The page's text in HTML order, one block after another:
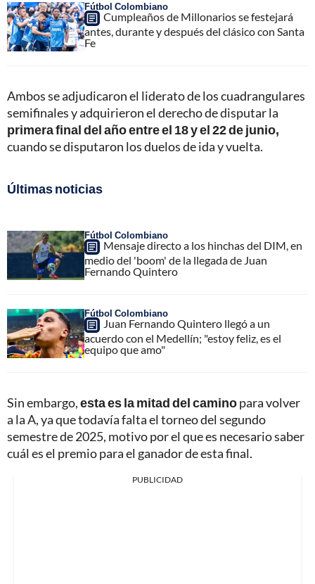
Fútbol Colombiano
Cumpleaños de Millonarios se festejará
antes, durante y después del clásico con Santa
Fe
Ambos se adjudicaron el liderato de los cuadrangulares
semifinales y adquirieron el derecho de disputar la
primera final del año entre el 18 y el 22 de junio,
cuando se disputaron los duelos de ida y vuelta.
Últimas noticias
Fútbol Colombiano
Mensaje directo a los hinchas del DIM, en
medio del 'boom' de la llegada de Juan
Fernando Quintero
Fútbol Colombiano
Juan Fernando Quintero llegó a un
acuerdo con el Medellín; "estoy feliz, es el
equipo que amo"
Sin embargo,esta es la mitad del caminopara volver
a la A, ya que todavía falta el torneo del segundo
semestre de 2025, motivo por el que es necesario saber
cuál es el premio para el ganador de esta final.
PUBLICIDAD